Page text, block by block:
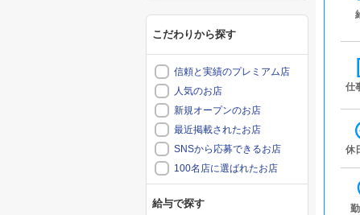
仕
休
こだわりから探す
信頼と実績のプレミアム店
人気のお店
新規オープンのお店
最近掲載されたお店
SNSから応募できるお店
100名店に選ばれたお店
給与で探す